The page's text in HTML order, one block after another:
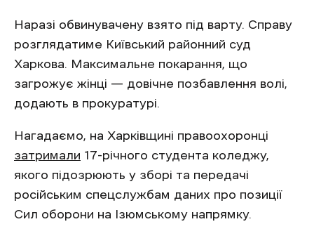
Наразі обвинувачену взято під варту. Справу
розглядатиме Київський районний суд
Харкова. Максимальне покарання, що
загрожує жінці — довічне позбавлення волі,
додають в прокуратурі.
Нагадаємо, на Харківщині правоохоронці
затримали 17-річного студента коледжу,
якого підозрюють у зборі та передачі
російським спецслужбам даних про позиції
Сил оборони на Ізюмському напрямку.